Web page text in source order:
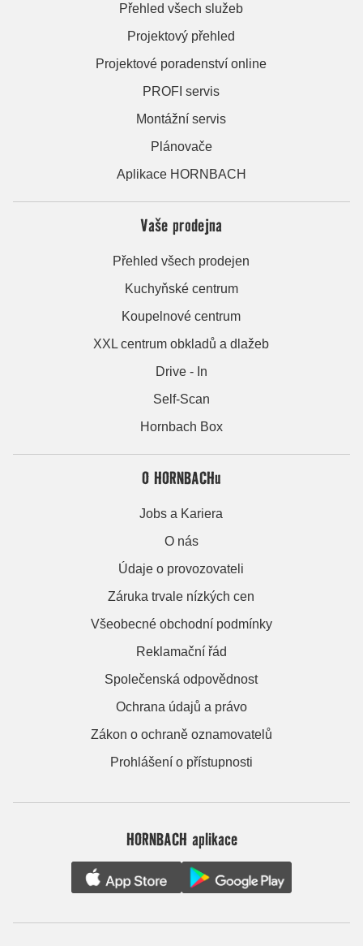
Přehled všech služeb
Projektový přehled
Projektové poradenství online
PROFI servis
Montážní servis
Plánovače
Aplikace HORNBACH
Vaše prodejna
Přehled všech prodejen
Kuchyňské centrum
Koupelnové centrum
XXL centrum obkladů a dlažeb
Drive - In
Self-Scan
Hornbach Box
O HORNBACHu
Jobs a Kariera
O nás
Údaje o provozovateli
Záruka trvale nízkých cen
Všeobecné obchodní podmínky
Reklamační řád
Společenská odpovědnost
Ochrana údajů a právo
Zákon o ochraně oznamovatelů
Prohlášení o přístupnosti
HORNBACH aplikace